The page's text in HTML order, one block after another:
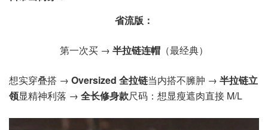
省流版：
第一次买 → 半拉链连帽 （最经典）
想实穿叠搭 → Oversized 全拉链当内搭不臃肿 → 半拉链立
领显精神利落 → 全长修身款尺码：想显瘦遮肉直接 M/L